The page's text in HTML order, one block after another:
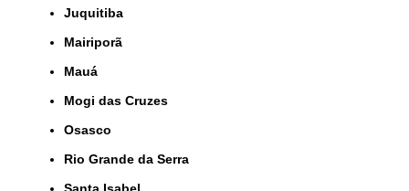
Juquitiba
Mairiporã
Mauá
Mogi das Cruzes
Osasco
Rio Grande da Serra